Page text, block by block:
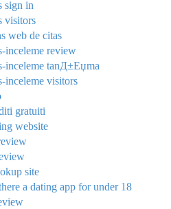
sign in
visitors
web de citas
inceleme review
inceleme tanД±Еџma
inceleme visitors
gratuiti
website
site
a dating app for under 18